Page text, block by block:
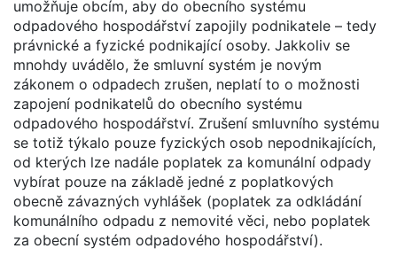
umožňuje obcím, aby do obecního systému
odpadového hospodářství zapojily podnikatele – tedy
právnické a fyzické podnikající osoby. Jakkoliv se
mnohdy uvádělo, že smluvní systém je novým
zákonem o odpadech zrušen, neplatí to o možnosti
zapojení podnikatelů do obecního systému
odpadového hospodářství. Zrušení smluvního systému
se totiž týkalo pouze fyzických osob nepodnikajících,
od kterých lze nadále poplatek za komunální odpady
vybírat pouze na základě jedné z poplatkových
obecně závazných vyhlášek (poplatek za odkládání
komunálního odpadu z nemovité věci, nebo poplatek
za obecní systém odpadového hospodářství).